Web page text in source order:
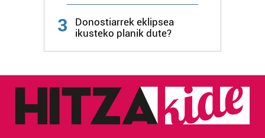
3
Donostiarrek eklipsea
ikusteko planik dute?